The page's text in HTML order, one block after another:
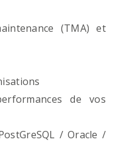
(TMA) et
de vos
/ Oracle /